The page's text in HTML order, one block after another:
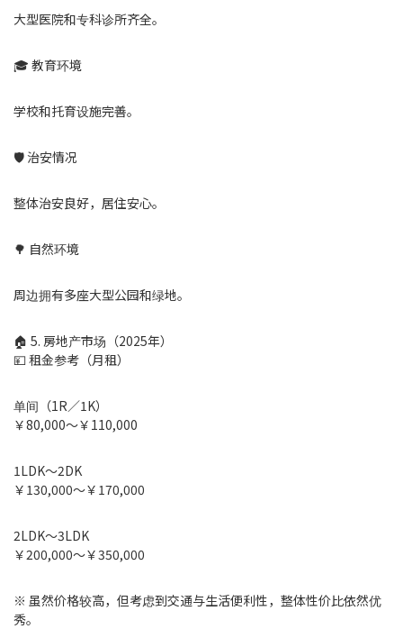
大型医院和专科诊所齐全。
🎓 教育环境
学校和托育设施完善。
🛡 治安情况
整体治安良好，居住安心。
🌳 自然环境
周边拥有多座大型公园和绿地。
🏠 5. 房地产市场（2025年）
💴 租金参考（月租）
单间（1R／1K）
￥80,000～￥110,000
1LDK～2DK
￥130,000～￥170,000
2LDK～3LDK
￥200,000～￥350,000
※ 虽然价格较高，但考虑到交通与生活便利性，整体性价比依然优
秀。